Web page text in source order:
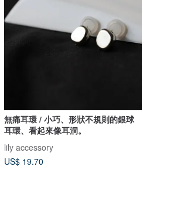
無痛耳環 / 小巧、形狀不規則的銀球
耳環、看起來像耳洞。
lily accessory
US$ 19.70